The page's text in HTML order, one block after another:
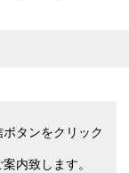
タンをクリック
内致します。